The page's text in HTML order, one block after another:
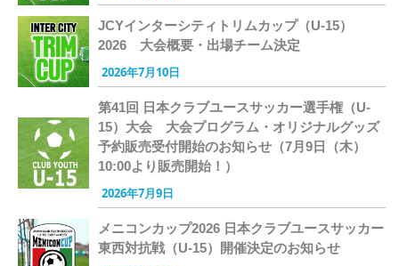
JCYインターシティトリムカップ（U-15）
2026 大会概要・出場チーム決定
2026年7月10日
第41回 日本クラブユースサッカー選手権（U-
15）大会 大会プログラム・オリジナルグッズ
予約販売受付開始のお知らせ（7月9日（木）
10:00より販売開始！）
2026年7月9日
メニコンカップ2026 日本クラブユースサッカー
東西対抗戦（U-15）開催決定のお知らせ